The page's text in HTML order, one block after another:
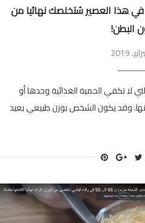
هذا العصير سُتخلصك نهائيا من
البطن!
لا تكفي الحمية الغذائية وحدها أو
وقد يكون الشخص بوزن طبيعي بعيد